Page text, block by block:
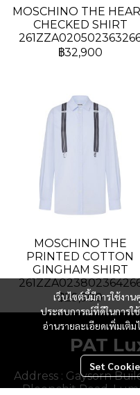
MOSCHINO THE
CHECKED SHIRT
฿32,900
MOSCHINO THE
PRINTED COTTON
GINGHAM SHIRT
฿29,900
เว็บไซต์นี้มีการใช้งา
ประสบการณ์ที่ดีในการใ
อ่านรายละเอียดเพิ่มเติม
Set
PAT
Address : Gaysorn
Ploenchit Road,